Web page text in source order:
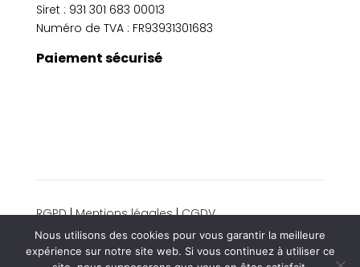
Siret : 931 301 683 00013
Numéro de TVA : FR93931301683
Paiement sécurisé
RGPD|Mentions légales|CGDV
© 2024 La centrale électronique. Tous droits
réservés.
Nous utilisons des cookies pour vous garantir la meilleure
expérience sur notre site web. Si vous continuez à utiliser ce